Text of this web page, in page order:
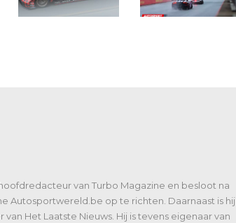
van Turbo Magazine en besloot na
Autosportwereld.be op te richten. Daarnaast is hij
Het Laatste Nieuws. Hij is tevens eigenaar van